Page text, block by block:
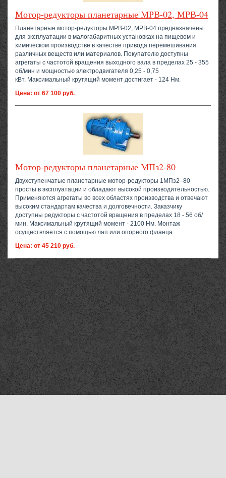
Мотор-редукторы планетарные МРВ-02, МРВ-04
Планетарные мотор-редукторы МРВ-02, МРВ-04 предназначены
для эксплуатации в малогабаритных установках на пищевом и
химическом производстве в качестве привода перемешивания
различных веществ или материалов. Покупателю доступны
агрегаты с частотой вращения выходного вала в пределах 25 - 355
об/мин и мощностью электродвигателя 0,25 - 0,75
кВт. Максимальный крутящий момент достигает - 124 Нм.
Цена: от 67 100 руб.
Мотор-редукторы планетарные МПз2-80
Двухступенчатые планетарные мотор-редукторы 1МПз2–80
просты в эксплуатации и обладают высокой производительностью.
Применяются агрегаты во всех областях производства и отвечают
высоким стандартам качества и долговечности. Заказчику
доступны редукторы с частотой вращения в пределах 18 - 56 об/
мин. Максимальный крутящий момент - 2100 Нм. Монтаж
осуществляется с помощью лап или опорного фланца.
Цена: от 45 210 руб.